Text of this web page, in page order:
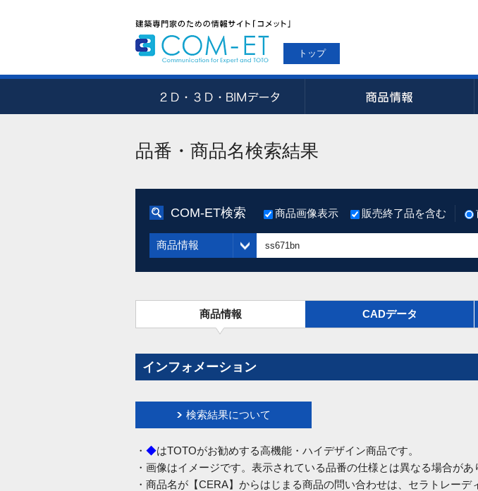
トップ
品番・商品名検索結果
COM-ET検索 商品画像表示 販売終了品を含む
商品情報
商品情報 CADデータ
インフォメーション
検索結果について
・ ◆はTOTOがお勧めする高機能・ハイデザイン商品です。
・画像はイメージです。表示されている品番の仕様とは異なる場合があ
・商品名が【CERA】からはじまる商品の問い合わせは、セラトレーデ